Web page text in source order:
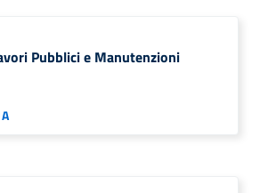
Pubblici e Manutenzioni